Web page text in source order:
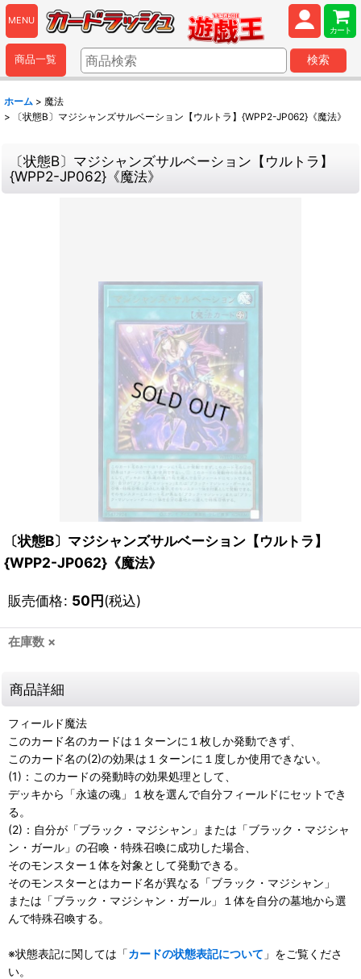
MENU
カート
商品一覧 検索
ホーム > 魔法
>
〔状態B〕マジシャンズサルベーション【ウルトラ】{WPP2-JP062}《魔法》
〔状態B〕マジシャンズサルベーション【ウルトラ】
{WPP2-JP062}《魔法》
〔状態B〕マジシャンズサルベーション【ウルトラ】
{WPP2-JP062}《魔法》
販売価格: 50円(税込)
在庫数 ×
商品詳細
フィールド魔法
このカード名のカードは１ターンに１枚しか発動できず、
このカード名の(2)の効果は１ターンに１度しか使用できない。
(1)：このカードの発動時の効果処理として、
デッキから「永遠の魂」１枚を選んで自分フィールドにセットでき
る。
(2)：自分が「ブラック・マジシャン」または「ブラック・マジシャ
ン・ガール」の召喚・特殊召喚に成功した場合、
そのモンスター１体を対象として発動できる。
そのモンスターとはカード名が異なる「ブラック・マジシャン」
または「ブラック・マジシャン・ガール」１体を自分の墓地から選
んで特殊召喚する。
※状態表記に関しては「カードの状態表記について 」をご覧くださ
い。